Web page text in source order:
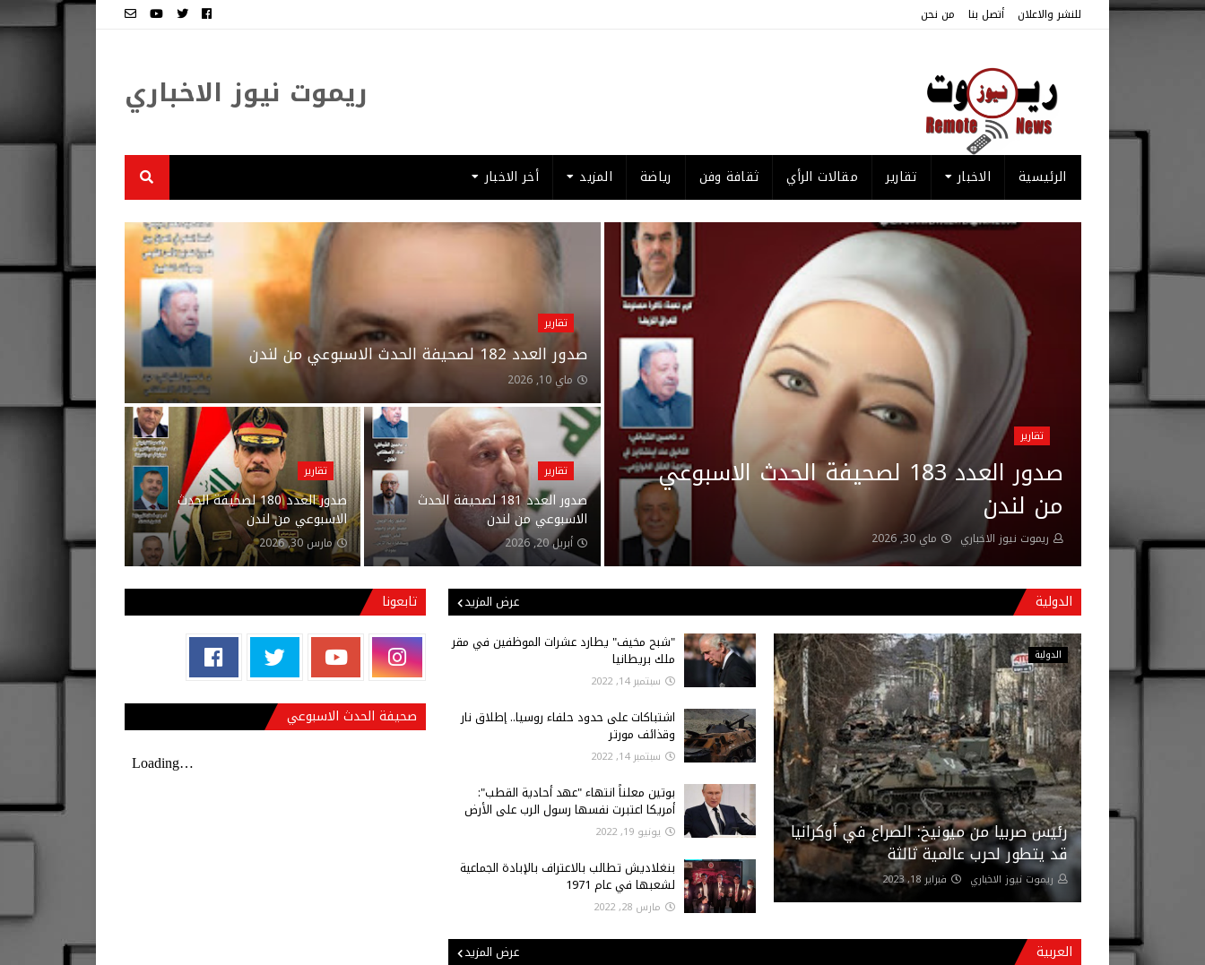
للنشر والاعلان أتصل بنا من نحن
ريموت نيوز الاخباري
الرئيسية الاخبار تقارير مقالات الرأي ثقافة وفن رياضة المزيد أخر الاخبار
تقارير
صدور العدد 183 لصحيفة الحدث الاسبوعي
من لندن
ريموت نيوز الاخباري ماي 30, 2026
تقارير
صدور العدد 182 لصحيفة الحدث الاسبوعي من لندن
ماي 10, 2026
تقارير
صدور العدد 181 لصحيفة الحدث
الاسبوعي من لندن
أبريل 20, 2026
تقارير
صدور العدد 180 لصحيفة الحدث
الاسبوعي من لندن
مارس 30, 2026
الدولية عرض المزيد
الدولية
رئيس صربيا من ميونيخ: الصراع في أوكرانيا
قد يتطور لحرب عالمية ثالثة
ريموت نيوز الاخباري فبراير 18, 2023
"شبح مخيف" يطارد عشرات الموظفين في مقر
ملك بريطانيا
سبتمبر 14, 2022
اشتباكات على حدود حلفاء روسيا.. إطلاق نار
وقذائف مورتر
سبتمبر 14, 2022
بوتين معلناً انتهاء "عهد أحادية القطب":
أمريكا اعتبرت نفسها رسول الرب على الأرض
يونيو 19, 2022
بنغلاديش تطالب بالاعتراف بالإبادة الجماعية
لشعبها في عام 1971
مارس 28, 2022
العربية عرض المزيد
تابعونا
صحيفة الحدث الاسبوعي